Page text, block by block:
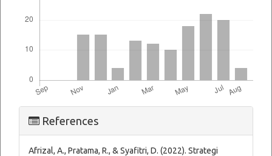
Article
Details
References
Afrizal, A., Pratama, R., & Syafitri, D. (2022). Strategi